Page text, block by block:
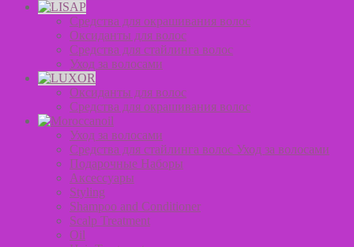
Средства для окрашивания волос
Оксиданты для волос
Средства для стайлинга волос
Уход за волосами
Оксиданты для волос
Средства для окрашивания волос
Уход за волосами
Средства для стайлинга волос Уход за волосами
Подарочные Наборы
Аксессуары
Styling
Shampoo and Conditioner
Scalp Treatment
Oil